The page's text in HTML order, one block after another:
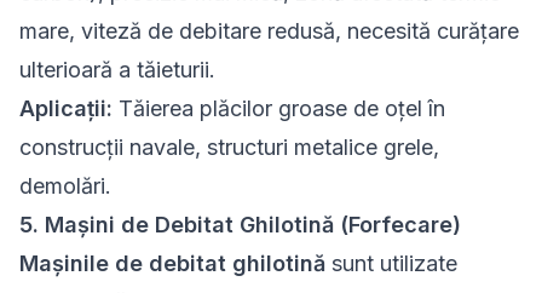
mare, viteză de debitare redusă, necesită curățare
ulterioară a tăieturii.
Aplicații: Tăierea plăcilor groase de oțel în
construcții navale, structuri metalice grele,
demolări.
5. Mașini de Debitat Ghilotină (Forfecare)
Mașinile de debitat ghilotină sunt utilizate